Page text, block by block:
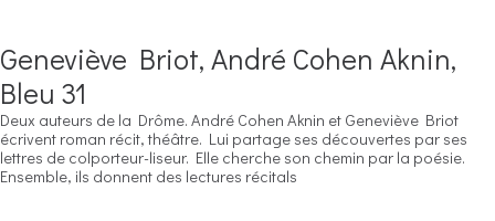
Geneviève Briot, André Cohen Aknin,
Bleu 31
Deux auteurs de la Drôme. André Cohen Aknin et Geneviève Briot
écrivent roman récit, théâtre. Lui partage ses découvertes par ses
lettres de colporteur-liseur. Elle cherche son chemin par la poésie.
Ensemble, ils donnent des lectures récitals